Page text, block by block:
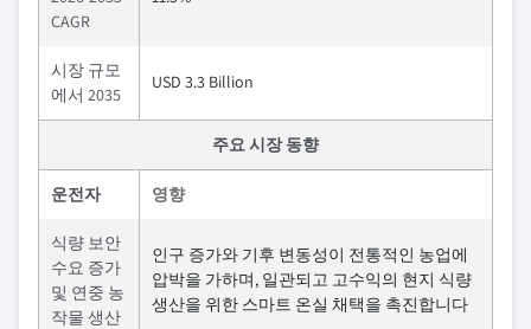
CAGR
시장 규모
에서 2035
USD 3.3 Billion
주요 시장 동향
운전자 영향
식량 보안
수요 증가
및 연중 농
작물 생산
인구 증가와 기후 변동성이 전통적인 농업에
압박을 가하며, 일관되고 고수익의 현지 식량
생산을 위한 스마트 온실 채택을 촉진합니다